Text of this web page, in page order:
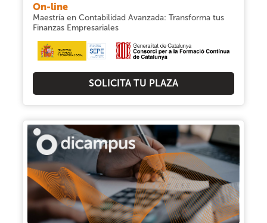
On-line
Maestría en Contabilidad Avanzada: Transforma tus
Finanzas Empresariales
SOLICITA TU PLAZA